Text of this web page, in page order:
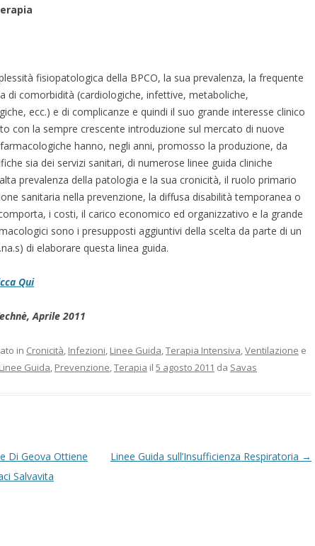
fisiopatologica della BPCO, la sua prevalenza, la frequente
di comorbidità (cardiologiche, infettive, metaboliche,
ecc.) e di complicanze e quindi il suo grande interesse clinico
con la sempre crescente introduzione sul mercato di nuove
hanno, negli anni, promosso la produzione, da
sia dei servizi sanitari, di numerose linee guida cliniche
prevalenza della patologia e la sua cronicità, il ruolo primario
sanitaria nella prevenzione, la diffusa disabilità temporanea o
i costi, il carico economico ed organizzativo e la grande
sono i presupposti aggiuntivi della scelta da parte di un
di elaborare questa linea guida.
Qui
Aprile 2011
in Cronicità, Infezioni, Linee Guida,Terapia Intensiva,Ventilazione e
Linee Guida, Prevenzione,Terapia il 5 agosto 2011 da Savas
Di Geova Ottiene
Salvavita
Linee Guida sull’Insufficienza Respiratoria →